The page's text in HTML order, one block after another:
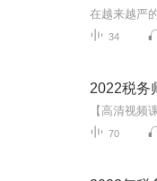
34
70